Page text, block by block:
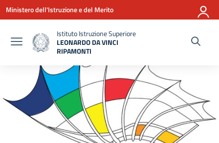
Vai ai contenuti
Vai al menu di navigazione
Vai al footer
Ministero dell'Istruzione e del Merito
Istituto Istruzione Superiore
LEONARDO DA VINCI
RIPAMONTI